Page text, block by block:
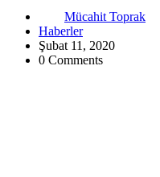
Mücahit Toprak
Haberler
Şubat 11, 2020
0 Comments